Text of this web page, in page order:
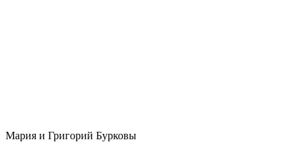
Мария и Григорий Бурковы